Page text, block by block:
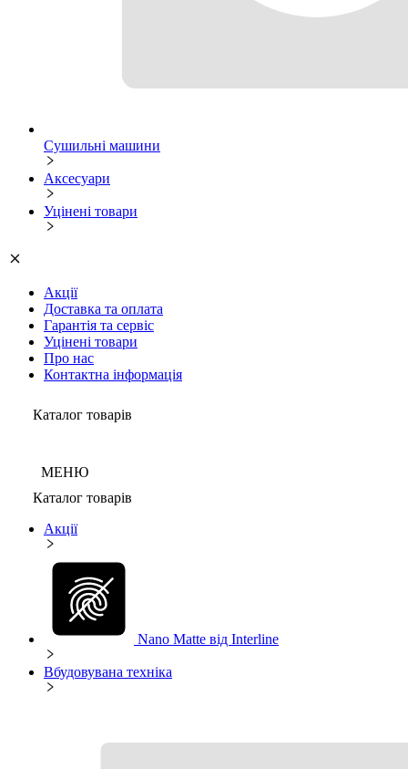
Сушильні машини
Аксесуари
Уцінені товари
Акції
Доставка та оплата
Гарантія та сервіс
Уцінені товари
Про нас
Контактна інформація
Каталог товарів
МЕНЮ
Каталог товарів
Акції
Nano Matte від Interline
Вбудовувана техніка